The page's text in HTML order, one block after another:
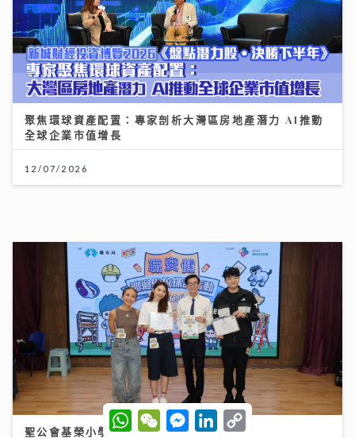
31/07/2026
新城廣播有限公司版權所有，不得轉載。
Copyright © Metro Broadcast
W
h
W
e
M
e
L
C